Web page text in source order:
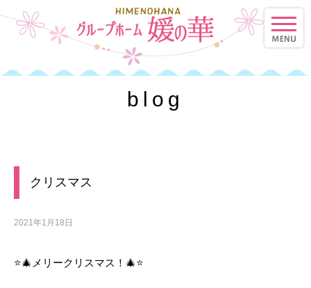
blog
クリスマス
2021年1月18日
⭐🎄メリークリスマス！🎄⭐